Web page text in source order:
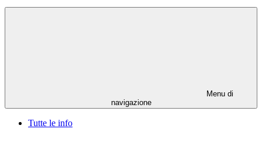
Menu di
navigazione
Tutte le info